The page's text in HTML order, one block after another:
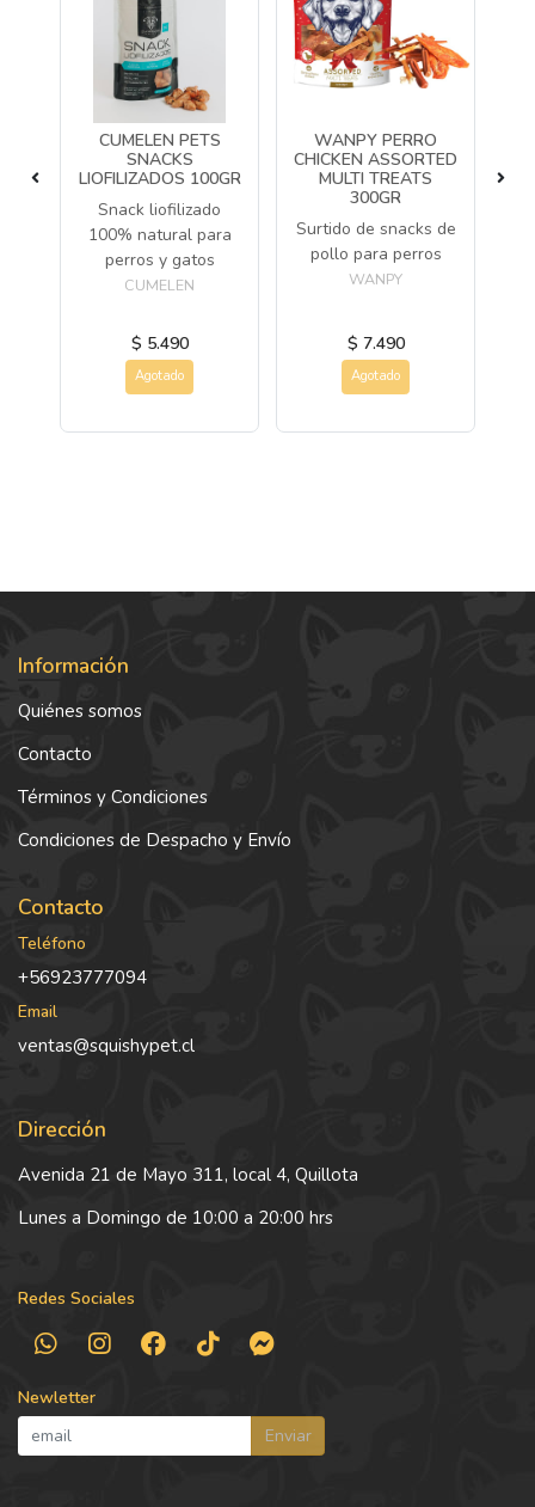
CUMELEN PETS
SNACKS
LIOFILIZADOS 100GR
Snack liofilizado
100% natural para
perros y gatos
CUMELEN
$ 5.490
Agotado
WANPY PERRO
CHICKEN ASSORTED
MULTI TREATS
300GR
Surtido de snacks de
pollo para perros
WANPY
$ 7.490
Agotado
Información
Quiénes somos
Contacto
Términos y Condiciones
Condiciones de Despacho y Envío
Contacto
Teléfono
+56923777094
Email
ventas@squishypet.cl
Dirección
Avenida 21 de Mayo 311, local 4, Quillota
Lunes a Domingo de 10:00 a 20:00 hrs
Redes Sociales
Newletter
Enviar